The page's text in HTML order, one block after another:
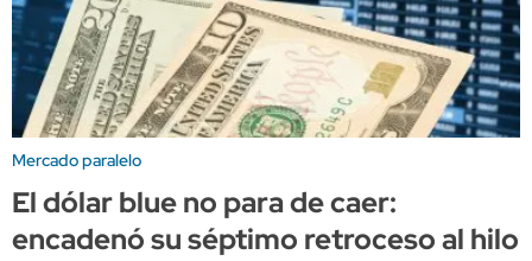
Mercado paralelo
El dólar blue no para de caer:
encadenó su séptimo retroceso al hilo